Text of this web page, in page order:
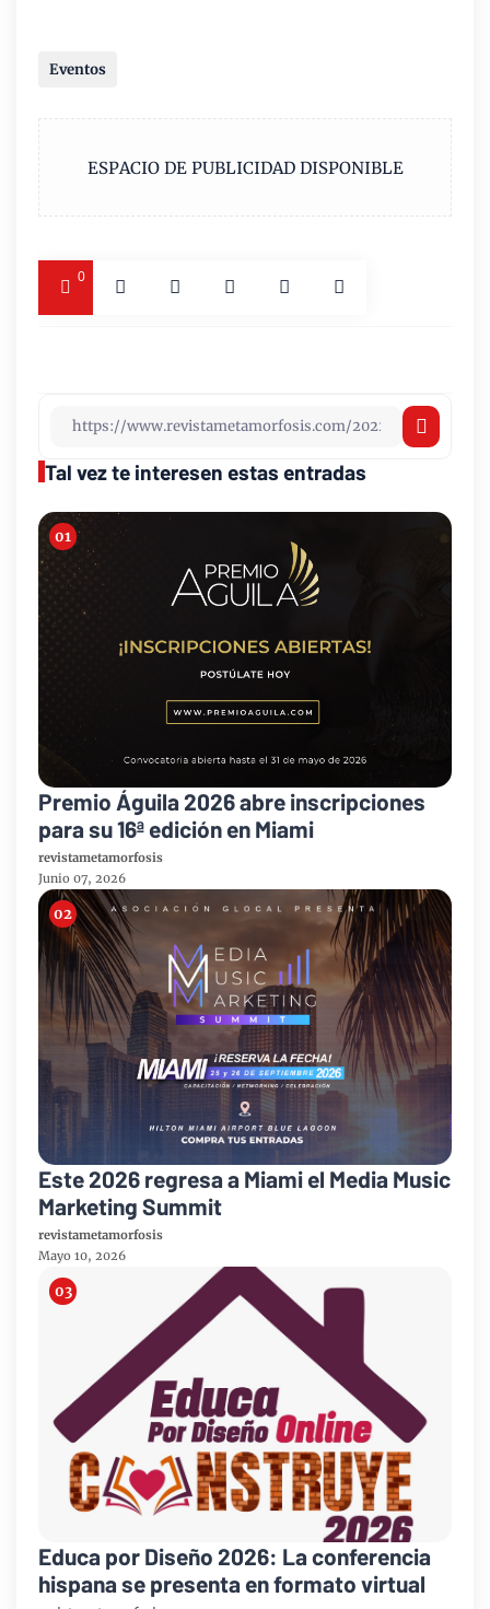
Eventos
ESPACIO DE PUBLICIDAD DISPONIBLE
0
Tal vez te interesen estas entradas
Premio Águila 2026 abre inscripciones
para su 16ª edición en Miami
revistametamorfosis
Junio 07, 2026
Este 2026 regresa a Miami el Media Music
Marketing Summit
revistametamorfosis
Mayo 10, 2026
Educa por Diseño 2026: La conferencia
hispana se presenta en formato virtual